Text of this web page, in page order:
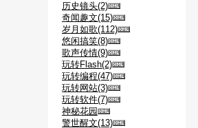
历史镜头(2)
奇闻趣文(15)
岁月如歌(112)
悠闲搞笑(8)
歌声传情(9)
玩转Flash(2)
玩转编程(47)
玩转网站(3)
玩转软件(7)
神秘花园
警世醒文(13)